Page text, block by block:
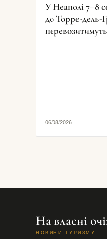
У Неаполі 7–8
до Торре-дель-
06/08/2026
На власні
НОВИНИ ТУРИЗМУ